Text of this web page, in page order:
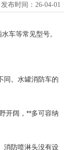
布时间：26-04-01
车等常见型号。
。水罐消防车的
开阔，**多可容纳
防喷淋头没有设